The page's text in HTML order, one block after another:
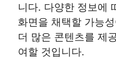
니다. 다양한 정보에
화면을 채택할 가능
더 많은 콘텐츠를 제
여할 것입니다.